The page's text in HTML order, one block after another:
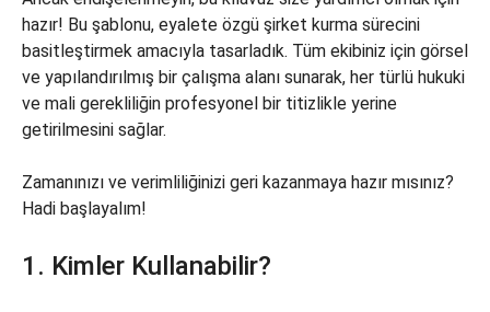
hazır! Bu şablonu, eyalete özgü şirket kurma sürecini
basitleştirmek amacıyla tasarladık. Tüm ekibiniz için görsel
ve yapılandırılmış bir çalışma alanı sunarak, her türlü hukuki
ve mali gerekliliğin profesyonel bir titizlikle yerine
getirilmesini sağlar.
Zamanınızı ve verimliliğinizi geri kazanmaya hazır mısınız?
Hadi başlayalım!
1. Kimler Kullanabilir?